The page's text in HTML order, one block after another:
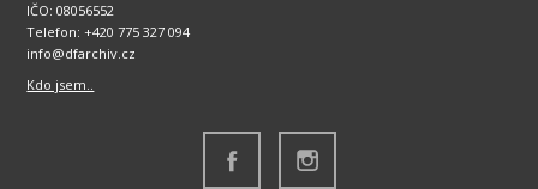
IČO: 08056552
Telefon: +420 775 327 094
info@dfarchiv.cz
Kdo jsem..